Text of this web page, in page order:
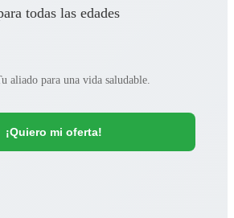
todas las edades
aliado para una vida saludable.
¡Quiero mi oferta!